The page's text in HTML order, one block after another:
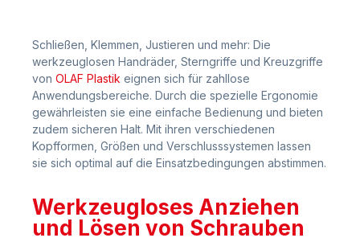
Schließen, Klemmen, Justieren und mehr: Die
werkzeuglosen Handräder, Sterngriffe und Kreuzgriffe
von OLAF Plastik eignen sich für zahllose
Anwendungsbereiche. Durch die spezielle Ergonomie
gewährleisten sie eine einfache Bedienung und bieten
zudem sicheren Halt. Mit ihren verschiedenen
Kopfformen, Größen und Verschlusssystemen lassen
sie sich optimal auf die Einsatzbedingungen abstimmen.
Werkzeugloses Anziehen
und Lösen von Schrauben